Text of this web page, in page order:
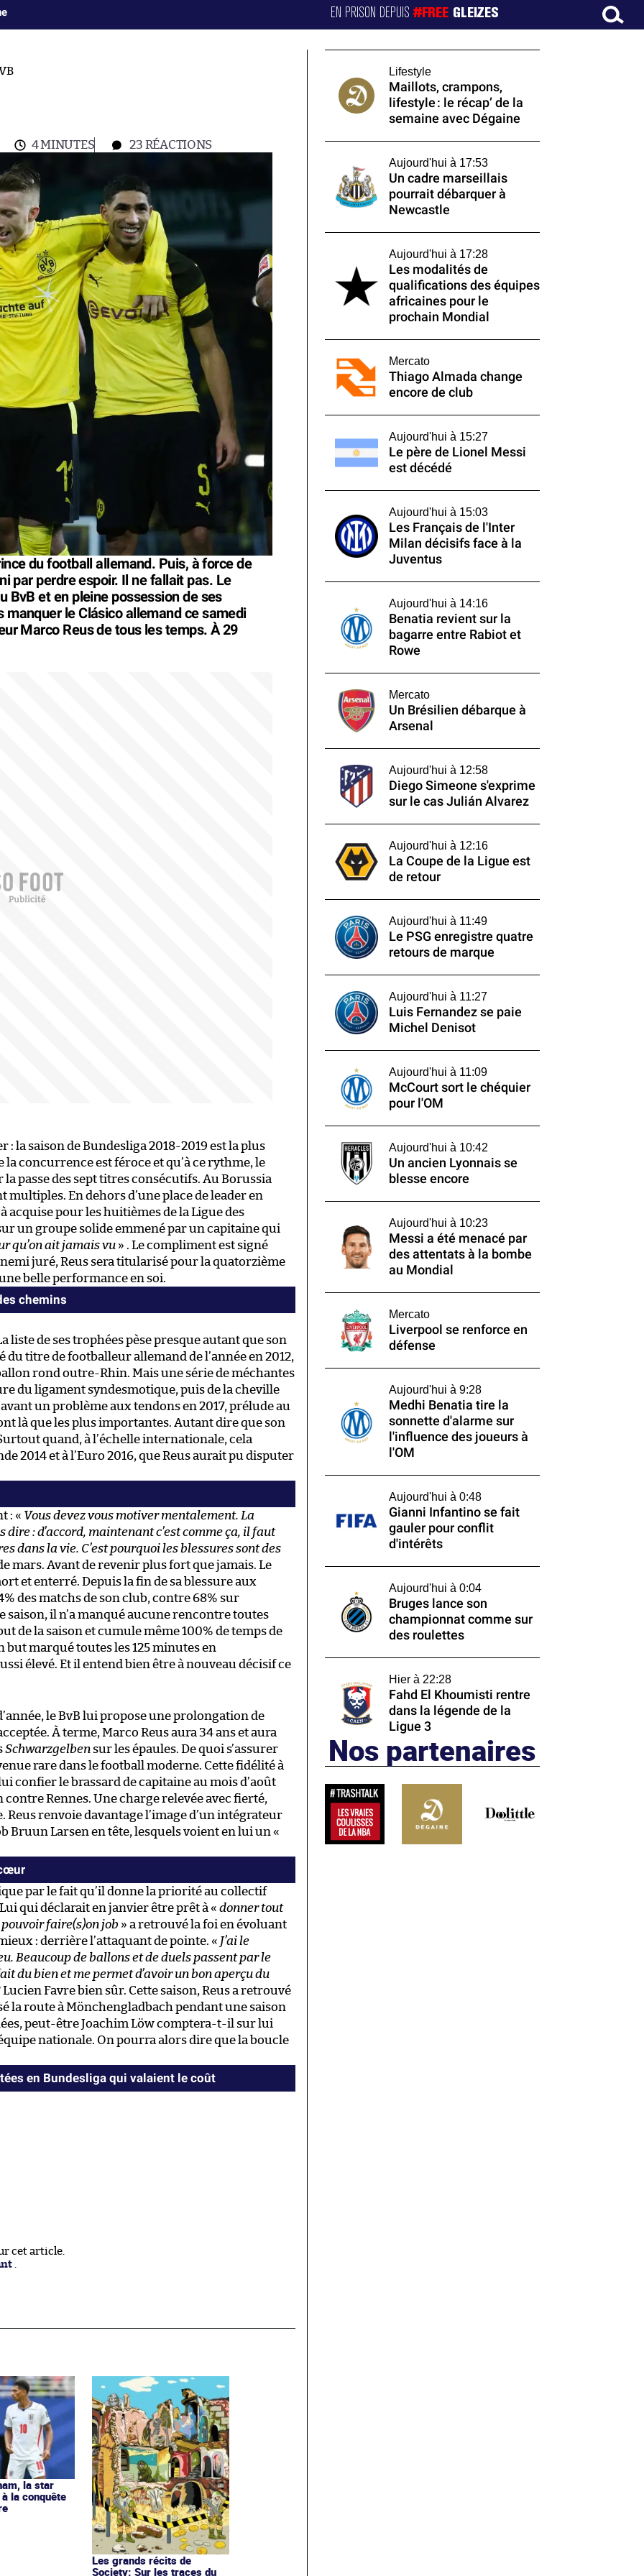
EN PRISON DEPUIS#FREE GLEIZES
4 MINUTES 23 RÉACTIONS
du football allemand. Puis, à force de
par perdre espoir. Il ne fallait pas. Le
BvB et en pleine possession de ses
le Clásico allemand ce samedi
Marco Reus de tous les temps. À 29
: la saison de Bundesliga 2018-2019 est la plus
concurrence est féroce et qu’à ce rythme, le
passe des sept titres consécutifs. Au Borussia
En dehors d’une place de leader en
pour les huitièmes de la Ligue des
un groupe solide emmené par un capitaine qui
qu’on ait jamais vu » . Le compliment est signé
juré, Reus sera titularisé pour la quatorzième
belle performance en soi.
chemins
liste de ses trophées pèse presque autant que son
titre de footballeur allemand de l’année en 2012,
rond outre-Rhin. Mais une série de méchantes
du ligament syndesmotique, puis de la cheville
un problème aux tendons en 2017, prélude au
là que les plus importantes. Autant dire que son
quand, à l’échelle internationale, cela
2014 et à l’Euro 2016, que Reus aurait pu disputer
: « Vous devez vous motiver mentalement. La
: d’accord, maintenant c’est comme ça, il faut
dans la vie. C’est pourquoi les blessures sont des
mars. Avant de revenir plus fort que jamais. Le
et enterré. Depuis la fin de sa blessure aux
des matchs de son club, contre 68% sur
saison, il n’a manqué aucune rencontre toutes
de la saison et cumule même 100% de temps de
but marqué toutes les 125 minutes en
élevé. Et il entend bien être à nouveau décisif ce
le BvB lui propose une prolongation de
À terme, Marco Reus aura 34 ans et aura
Schwarzgelben sur les épaules. De quoi s’assurer
rare dans le football moderne. Cette fidélité à
confier le brassard de capitaine au mois d’août
Rennes. Une charge relevée avec fierté,
renvoie davantage l’image d’un intégrateur
Bruun Larsen en tête, lesquels voient en lui un «
par le fait qu’il donne la priorité au collectif
qui déclarait en janvier être prêt à « donner tout
faire(s)on job » a retrouvé la foi en évoluant
: derrière l’attaquant de pointe. « J’ai le
Beaucoup de ballons et de duels passent par le
du bien et me permet d’avoir un bon aperçu du
Favre bien sûr. Cette saison, Reus a retrouvé
la route à Mönchengladbach pendant une saison
peut-être Joachim Löw comptera-t-il sur lui
nationale. On pourra alors dire que la boucle
en Bundesliga qui valaient le coût
cet article.
la star
la conquête
Les grands récits de
Society: Sur les traces du
Lifestyle
Maillots, crampons,
lifestyle : le récap’ de la
semaine avec Dégaine
Aujourd'hui à 17:53
Un cadre marseillais
pourrait débarquer à
Newcastle
Aujourd'hui à 17:28
Les modalités de
qualifications des équipes
africaines pour le
prochain Mondial
Mercato
Thiago Almada change
encore de club
Aujourd'hui à 15:27
Le père de Lionel Messi
est décédé
Aujourd'hui à 15:03
Les Français de l'Inter
Milan décisifs face à la
Juventus
Aujourd'hui à 14:16
Benatia revient sur la
bagarre entre Rabiot et
Rowe
Mercato
Un Brésilien débarque à
Arsenal
Aujourd'hui à 12:58
Diego Simeone s'exprime
sur le cas Julián Alvarez
Aujourd'hui à 12:16
La Coupe de la Ligue est
de retour
Aujourd'hui à 11:49
Le PSG enregistre quatre
retours de marque
Aujourd'hui à 11:27
Luis Fernandez se paie
Michel Denisot
Aujourd'hui à 11:09
McCourt sort le chéquier
pour l'OM
Aujourd'hui à 10:42
Un ancien Lyonnais se
blesse encore
Aujourd'hui à 10:23
Messi a été menacé par
des attentats à la bombe
au Mondial
Mercato
Liverpool se renforce en
défense
Aujourd'hui à 9:28
Medhi Benatia tire la
sonnette d'alarme sur
l'influence des joueurs à
l'OM
Aujourd'hui à 0:48
Gianni Infantino se fait
gauler pour conflit
d'intérêts
Aujourd'hui à 0:04
Bruges lance son
championnat comme sur
des roulettes
Hier à 22:28
Fahd El Khoumisti rentre
dans la légende de la
Ligue 3
Nos partenaires